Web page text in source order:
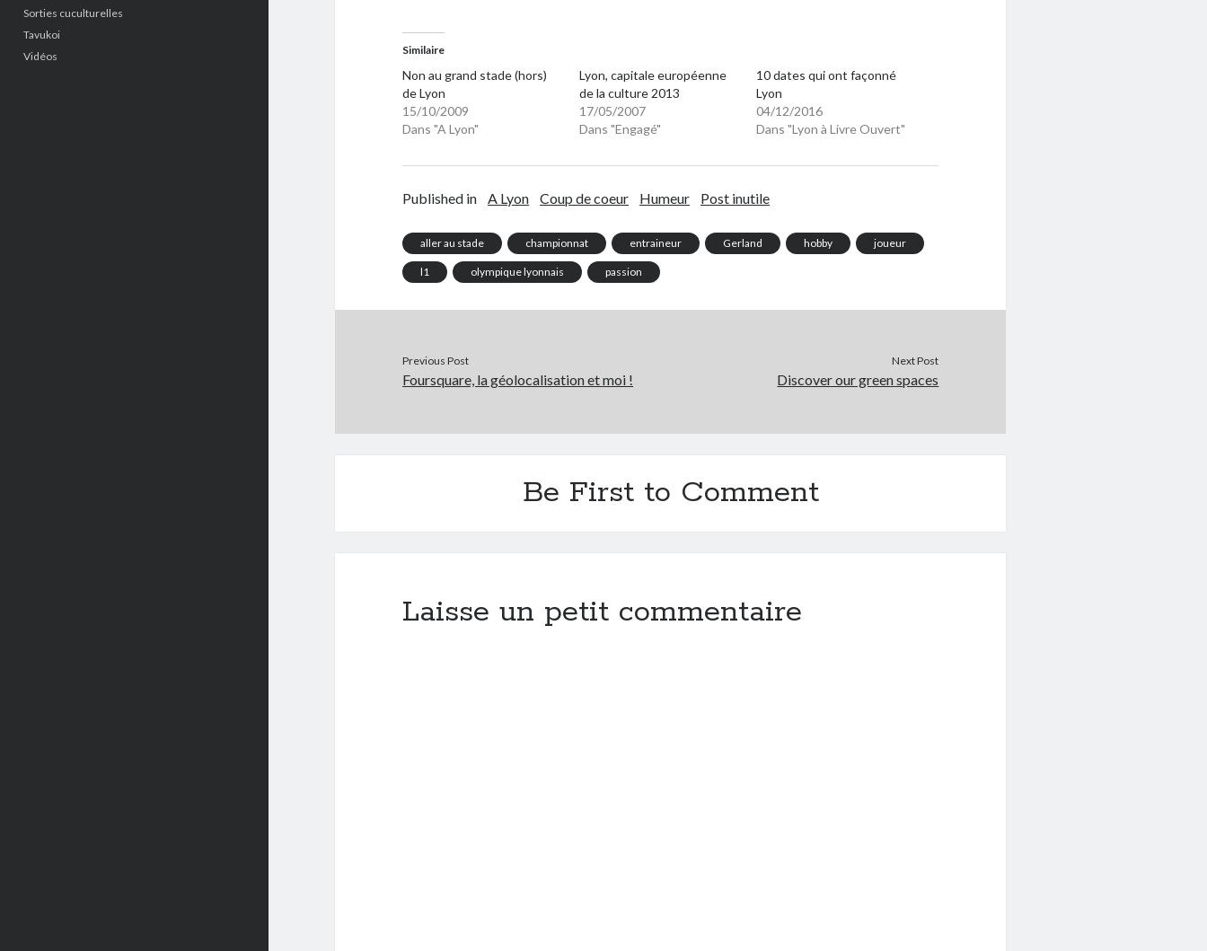
Sorties cuculturelles
Tavukoi
Vidéos
Similaire
Non au grand stade (hors)
de Lyon
15/10/2009
Dans "A Lyon"
Lyon, capitale européenne
de la culture 2013
17/05/2007
Dans "Engagé"
10 dates qui ont façonné
Lyon
04/12/2016
Dans "Lyon à Livre Ouvert"
Published in A Lyon Coup de coeur Humeur Post inutile
aller au stade championnat entraineur Gerland hobby joueur
l1 olympique lyonnais passion
Previous Post
Foursquare, la géolocalisation et moi !
Next Post
Discover our green spaces
Be First to Comment
Laisse un petit commentaire